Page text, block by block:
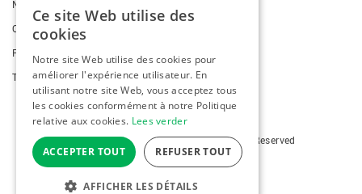
New York
Ouest des Etats-Unis
Portugal
Thailande
Copyright © 2026 Kiddotravel. All Rights Reserved
webdesignby conversal
Ce site Web utilise des
cookies
Notre site Web utilise des cookies pour
améliorer l'expérience utilisateur. En
utilisant notre site Web, vous acceptez tous
les cookies conformément à notre Politique
relative aux cookies. Lees verder
ACCEPTER TOUT REFUSER TOUT
AFFICHER LES DÉTAILS